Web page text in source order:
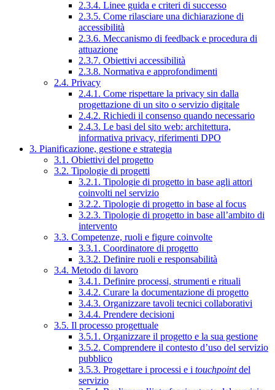
2.3.4. Linee guida e criteri di successo
2.3.5. Come rilasciare una dichiarazione di
accessibilità
2.3.6. Meccanismo di feedback e procedura di
attuazione
2.3.7. Obiettivi accessibilità
2.3.8. Normativa e approfondimenti
2.4. Privacy
2.4.1. Come rispettare la privacy sin dalla
progettazione di un sito o servizio digitale
2.4.2. Richiedi il consenso quando necessario
2.4.3. Le basi del sito web: architettura,
informativa privacy, riferimenti DPO
3. Pianificazione, gestione e strategia
3.1. Obiettivi del progetto
3.2. Tipologie di progetti
3.2.1. Tipologie di progetto in base agli attori
coinvolti nel servizio
3.2.2. Tipologie di progetto in base al focus
3.2.3. Tipologie di progetto in base all’ambito di
intervento
3.3. Competenze, ruoli e figure coinvolte
3.3.1. Coordinatore di progetto
3.3.2. Definire ruoli e responsabilità
3.4. Metodo di lavoro
3.4.1. Definire processi, strumenti e rituali
3.4.2. Curare la documentazione di progetto
3.4.3. Organizzare tavoli tecnici collaborativi
3.4.4. Prendere decisioni
3.5. Il processo progettuale
3.5.1. Organizzare il progetto e la sua gestione
3.5.2. Comprendere il contesto d’uso del servizio
pubblico
3.5.3. Progettare i processi e i touchpointdel
servizio